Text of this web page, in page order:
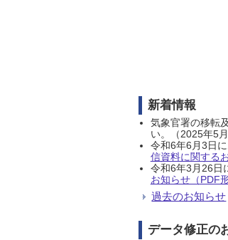
新着情報
気象官署の移転
い。（2025年5月
令和6年6月3日
信資料に関する
令和6年3月26日
お知らせ（PDF
過去のお知らせ
データ修正の